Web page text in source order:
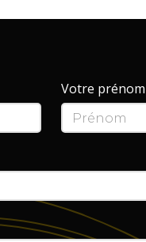
Votre prénom